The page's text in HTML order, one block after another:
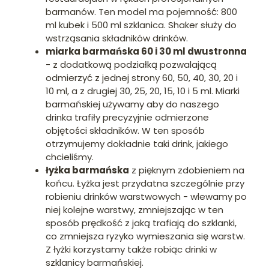
barmanów. Ten model ma pojemność: 800
ml kubek i 500 ml szklanica. Shaker służy do
wstrząsania składników drinków.
miarka barmańska 60 i 30 ml dwustronna
- z dodatkową podziałką pozwalającą
odmierzyć z jednej strony 60, 50, 40, 30, 20 i
10 ml, a z drugiej 30, 25, 20, 15, 10 i 5 ml. Miarki
barmańskiej używamy aby do naszego
drinka trafiły precyzyjnie odmierzone
objętości składników. W ten sposób
otrzymujemy dokładnie taki drink, jakiego
chcieliśmy.
łyżka barmańska z pięknym zdobieniem na
końcu. Łyżka jest przydatna szczególnie przy
robieniu drinków warstwowych - wlewamy po
niej kolejne warstwy, zmniejszając w ten
sposób prędkość z jaką trafiają do szklanki,
co zmniejsza ryzyko wymieszania się warstw.
Z łyżki korzystamy także robiąc drinki w
szklanicy barmańskiej.